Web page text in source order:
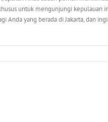
untuk mengunjungi kepulauan
Anda yang berada di Jakarta, dan